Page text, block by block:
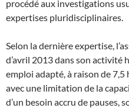
procédé aux investigations
expertises pluridisciplinaires.
Selon la dernière expertise,
d’avril 2013 dans son activité
emploi adapté, à raison de
avec une limitation de la
d’un besoin accru de pauses,